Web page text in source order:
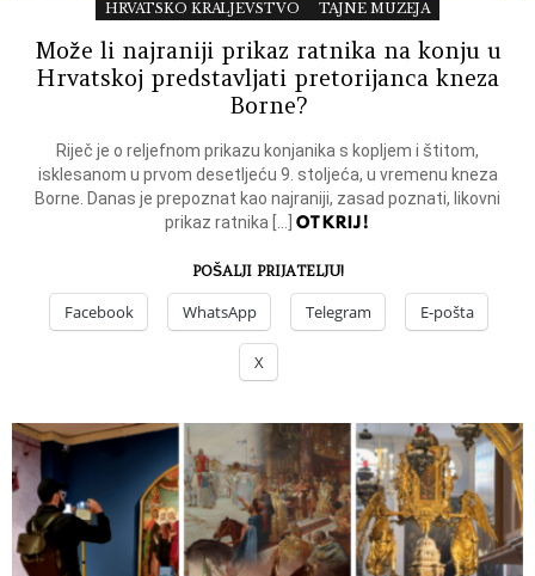
HRVATSKO KRALJEVSTVO TAJNE MUZEJA
Može li najraniji prikaz ratnika na konju u
Hrvatskoj predstavljati pretorijanca kneza
Borne?
Riječ je o reljefnom prikazu konjanika s kopljem i štitom,
isklesanom u prvom desetljeću 9. stoljeća, u vremenu kneza
Borne. Danas je prepoznat kao najraniji, zasad poznati, likovni
prikaz ratnika […] OTKRIJ!
POŠALJI PRIJATELJU!
Facebook WhatsApp Telegram E-pošta
X